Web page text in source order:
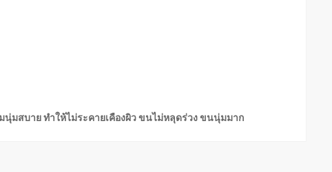
มสบาย ทำให้ไม่ระคายเคืองผิว ขนไม่หลุดร่วง ขนนุ่มมาก